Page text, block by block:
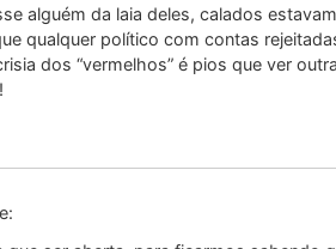
alguém da laia deles, calados
qualquer político com contas
dos “vermelhos” é pios que ver